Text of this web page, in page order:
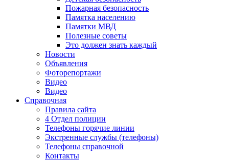
Пожарная безопасность
Памятка населению
Памятки МВД
Полезные советы
Это должен знать каждый
Новости
Объявления
Фоторепортажи
Видео
Видео
Справочная
Правила сайта
4 Отдел полиции
Телефоны горячие линии
Экстренные службы (телефоны)
Телефоны справочной
Контакты